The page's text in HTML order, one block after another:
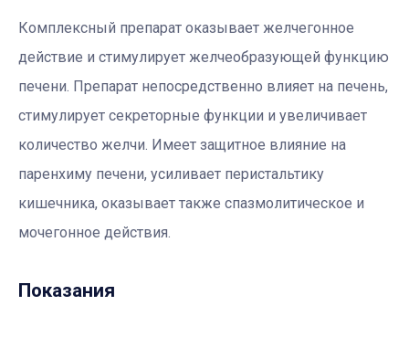
Комплексный препарат оказывает желчегонное
действие и стимулирует желчеобразующей функцию
печени. Препарат непосредственно влияет на печень,
стимулирует секреторные функции и увеличивает
количество желчи. Имеет защитное влияние на
паренхиму печени, усиливает перистальтику
кишечника, оказывает также спазмолитическое и
мочегонное действия.
Показания